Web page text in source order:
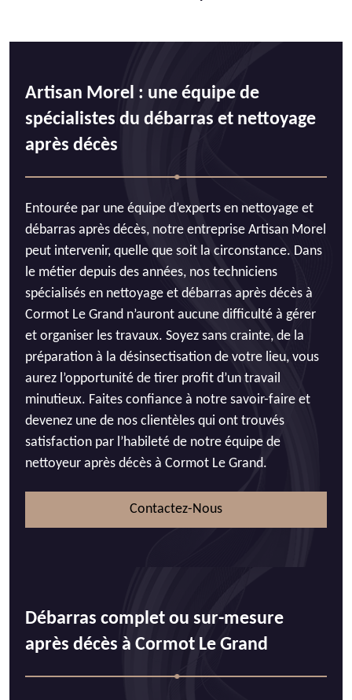
Artisan Morel : une équipe de
spécialistes du débarras et nettoyage
après décès
Entourée par une équipe d’experts en nettoyage et
débarras après décès, notre entreprise Artisan Morel
peut intervenir, quelle que soit la circonstance. Dans
le métier depuis des années, nos techniciens
spécialisés en nettoyage et débarras après décès à
Cormot Le Grand n’auront aucune difficulté à gérer
et organiser les travaux. Soyez sans crainte, de la
préparation à la désinsectisation de votre lieu, vous
aurez l’opportunité de tirer profit d’un travail
minutieux. Faites confiance à notre savoir-faire et
devenez une de nos clientèles qui ont trouvés
satisfaction par l’habileté de notre équipe de
nettoyeur après décès à Cormot Le Grand.
Contactez-Nous
Débarras complet ou sur-mesure
après décès à Cormot Le Grand